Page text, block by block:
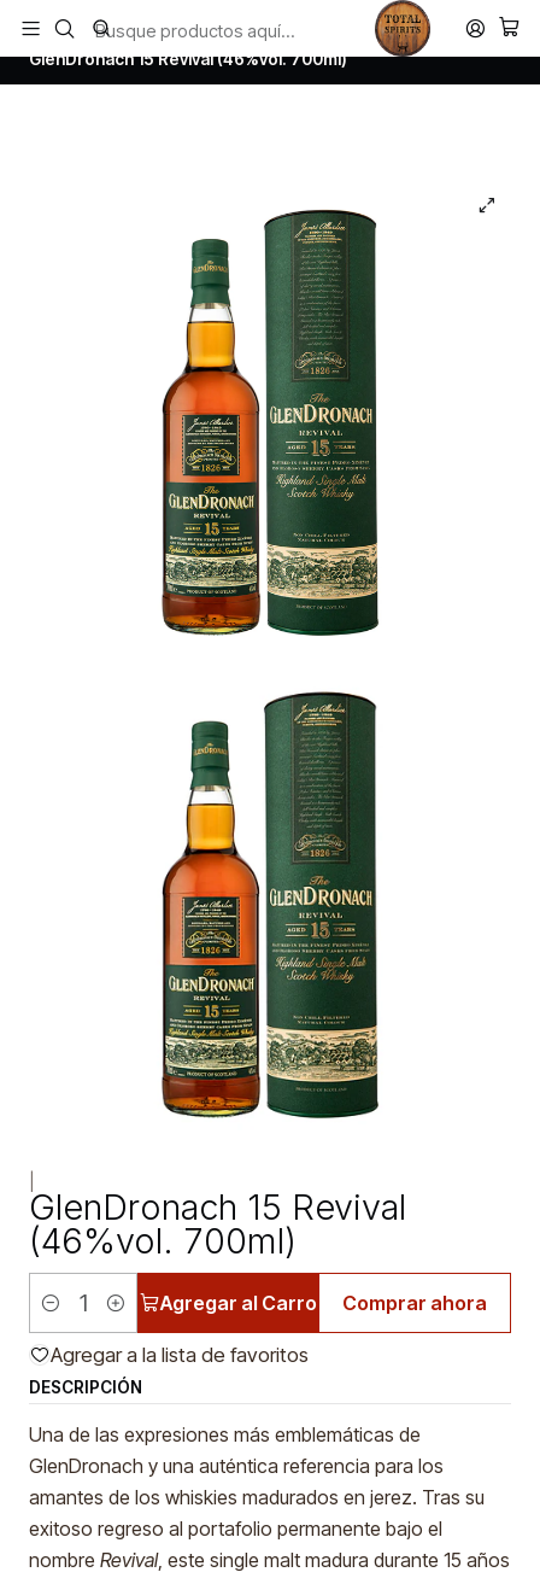
Todos los productos estan en stock. Despachamos a todo Chile.
Inicio Whisky
Scotch Whisky Highland
GlenDronach 15 Revival (46%vol. 700ml)
GlenDronach 15 Revival
(46%vol. 700ml)
Cantidad
Agregar al Carro Comprar ahora
Agregar a la lista de favoritos
DESCRIPCIÓN
Una de las expresiones más emblemáticas de
GlenDronach y una auténtica referencia para los
amantes de los whiskies madurados en jerez. Tras su
exitoso regreso al portafolio permanente bajo el
nombre Revival, este single malt madura durante 15 años